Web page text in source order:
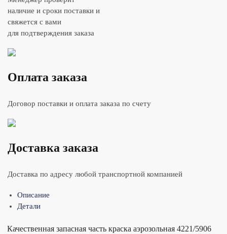
наличие и сроки поставки и
свяжется с вами
для подтверждения заказа
Оплата заказа
Договор поставки и оплата заказа по счету
Доставка заказа
Доставка по адресу любой транспортной компанией
Описание
Детали
Качественная запасная часть краска аэрозольная 4221/5906